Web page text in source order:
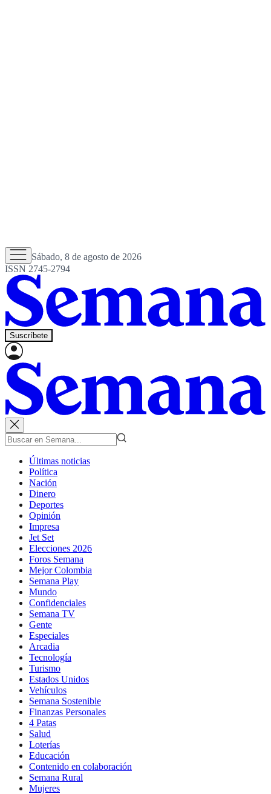
Sábado, 8 de agosto de 2026
ISSN 2745-2794
Suscríbete
Últimas noticias
Política
Nación
Dinero
Deportes
Opinión
Impresa
Jet Set
Elecciones 2026
Foros Semana
Mejor Colombia
Semana Play
Mundo
Confidenciales
Semana TV
Gente
Especiales
Arcadia
Tecnología
Turismo
Estados Unidos
Vehículos
Semana Sostenible
Finanzas Personales
4 Patas
Salud
Loterías
Educación
Contenido en colaboración
Semana Rural
Mujeres